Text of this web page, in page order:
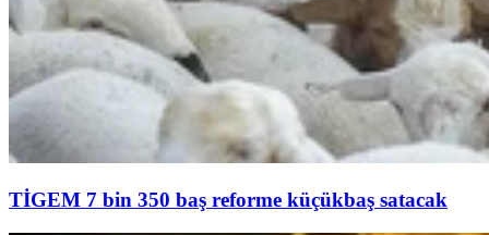
TİGEM 7 bin 350 baş reforme küçükbaş satacak